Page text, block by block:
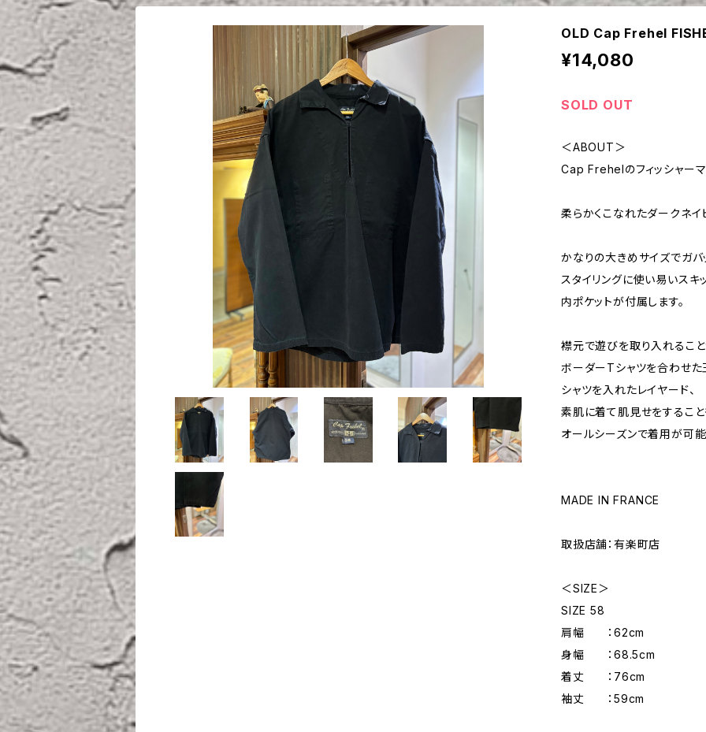
OLD Cap Frehel
¥14,080
SOLD OUT
＜ABOUT＞
Cap Frehelのフィッシャーマ
柔らかくこなれたダークネ
かなりの大きめサイズでガバ
スタイリングに使い易いスキ
内ポケットが付属します。
襟元で遊びを取り入れるこ
ボーダーTシャツを合わせた
シャツを入れたレイヤード、
素肌に着て肌見せをすること
オールシーズンで着用が可能
MADE IN FRANCE
取扱店舗：有楽町店
＜SIZE＞
SIZE 58
肩幅 ：62cm
身幅 ：68.5cm
着丈 ：76cm
袖丈 ：59cm